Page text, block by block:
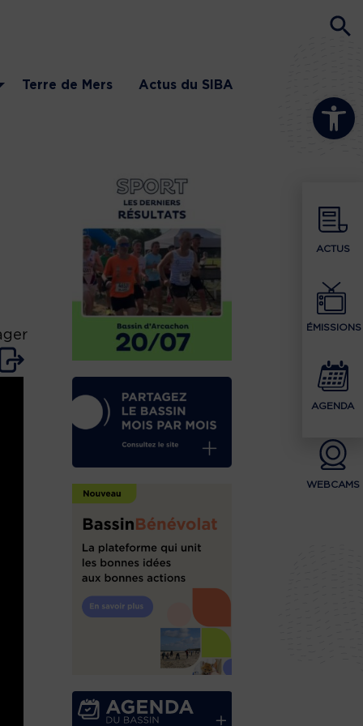
Ouvrir la
ACTUS
ÉMISSIONS
AGENDA
WEBCAMS
Terre de Mers Actus du SIBA